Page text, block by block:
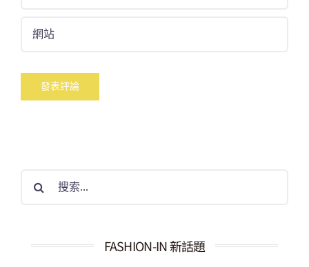
FASHION-IN 新話題